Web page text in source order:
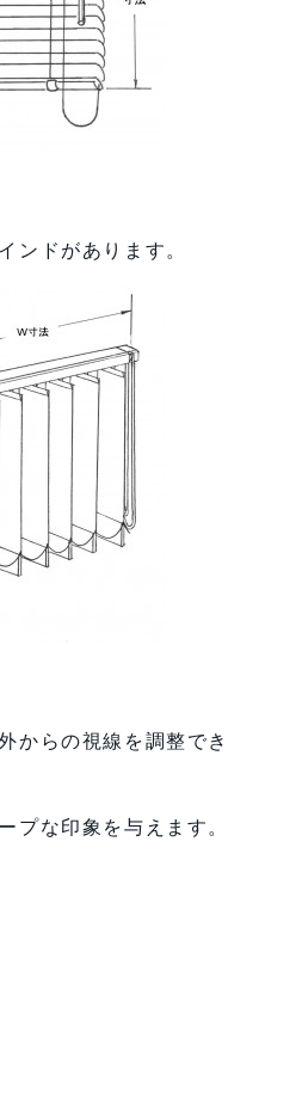
ンドがあります。
からの視線を調整でき
プな印象を与えます。